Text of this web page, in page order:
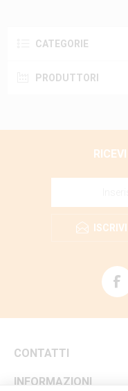
CATEGORIE
PRODUTTORI
CONTATTI
INFORMAZIONI